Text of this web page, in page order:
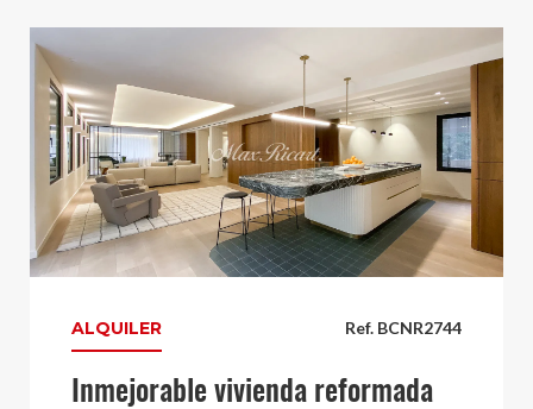
Ref. BCNR2744
ALQUILER
Inmejorable vivienda reformada